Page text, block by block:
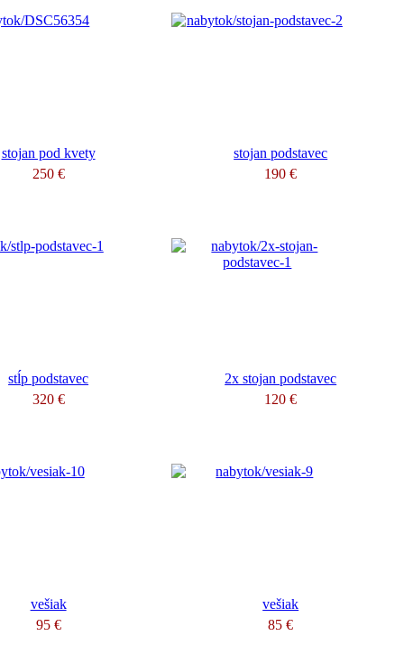
stojan pod kvety
250 €
stojan podstavec
190 €
stĺp podstavec
320 €
2x stojan podstavec
120 €
vešiak
95 €
vešiak
85 €